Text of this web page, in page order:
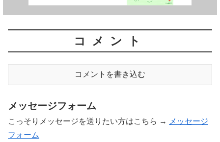
コメント
コメントを書き込む
メッセージフォーム
こっそりメッセージを送りたい方はこちら →
メッセージ
フォーム